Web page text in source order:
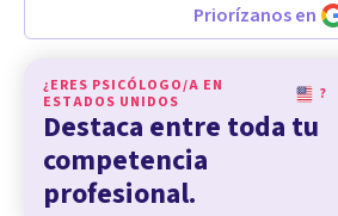
Priorízanos en
¿ERES PSICÓLOGO/A EN
ESTADOS UNIDOS
?
Destaca entre toda tu
competencia
profesional.